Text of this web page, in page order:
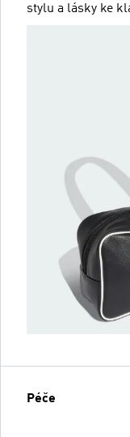
stylu a lásky ke
Péče